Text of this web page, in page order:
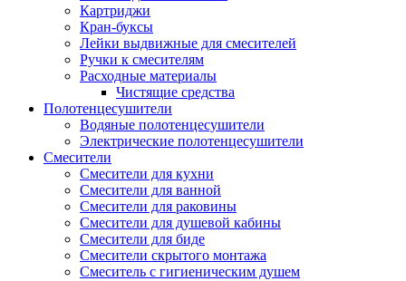
Картриджи
Кран-буксы
Лейки выдвижные для смесителей
Ручки к смесителям
Расходные материалы
Чистящие средства
Полотенцесушители
Водяные полотенцесушители
Электрические полотенцесушители
Смесители
Смесители для кухни
Смесители для ванной
Смесители для раковины
Смесители для душевой кабины
Смесители для биде
Смесители скрытого монтажа
Смеситель с гигиеническим душем